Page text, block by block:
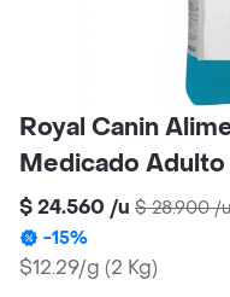
Royal Canin
Medicado
$ 24.560 /u $ 28.900/u
-15%
$12.29/g (2 Kg)